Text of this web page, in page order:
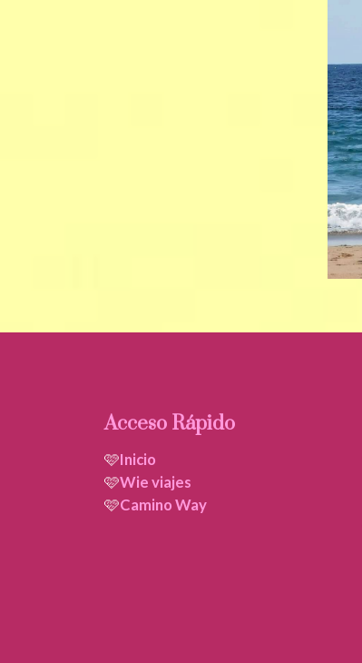
Acceso Rápido
🩷Inicio
🩷Wie viajes
🩷Camino Way